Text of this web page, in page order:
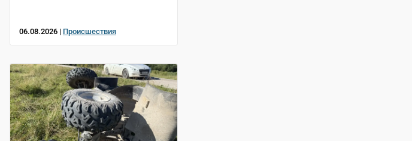
06.08.2026 | Происшествия